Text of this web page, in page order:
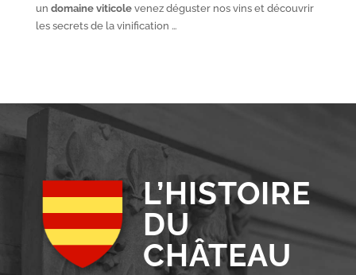
un domaine viticolevenez déguster nos vins et découvrir
les secrets de la vinification …
L’HISTOIRE
DU
CHÂTEAU